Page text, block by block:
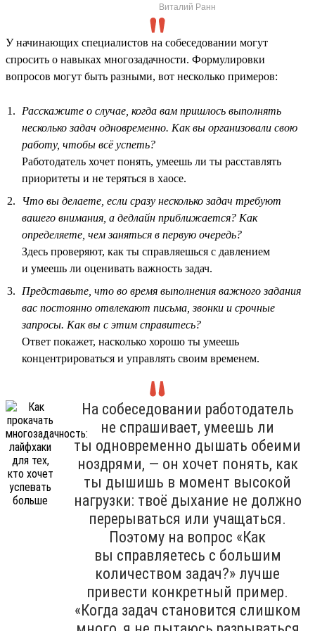
Виталий Ранн
У начинающих специалистов на собеседовании могут
спросить о навыках многозадачности. Формулировки
вопросов могут быть разными, вот несколько примеров:
Расскажите о случае, когда вам пришлось выполнять
несколько задач одновременно. Как вы организовали свою
работу, чтобы всё успеть?
Работодатель хочет понять, умеешь ли ты расставлять
приоритеты и не теряться в хаосе.
Что вы делаете, если сразу несколько задач требуют
вашего внимания, а дедлайн приближается? Как
определяете, чем заняться в первую очередь?
Здесь проверяют, как ты справляешься с давлением
и умеешь ли оценивать важность задач.
Представьте, что во время выполнения важного задания
вас постоянно отвлекают письма, звонки и срочные
запросы. Как вы с этим справитесь?
Ответ покажет, насколько хорошо ты умеешь
концентрироваться и управлять своим временем.
На собеседовании работодатель
не спрашивает, умеешь ли
ты одновременно дышать обеими
ноздрями, — он хочет понять, как
ты дышишь в момент высокой
нагрузки: твоё дыхание не должно
перерываться или учащаться.
Поэтому на вопрос «Как
вы справляетесь с большим
количеством задач?» лучше
привести конкретный пример.
«Когда задач становится слишком